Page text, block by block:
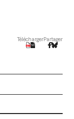
TéléchargerPartager